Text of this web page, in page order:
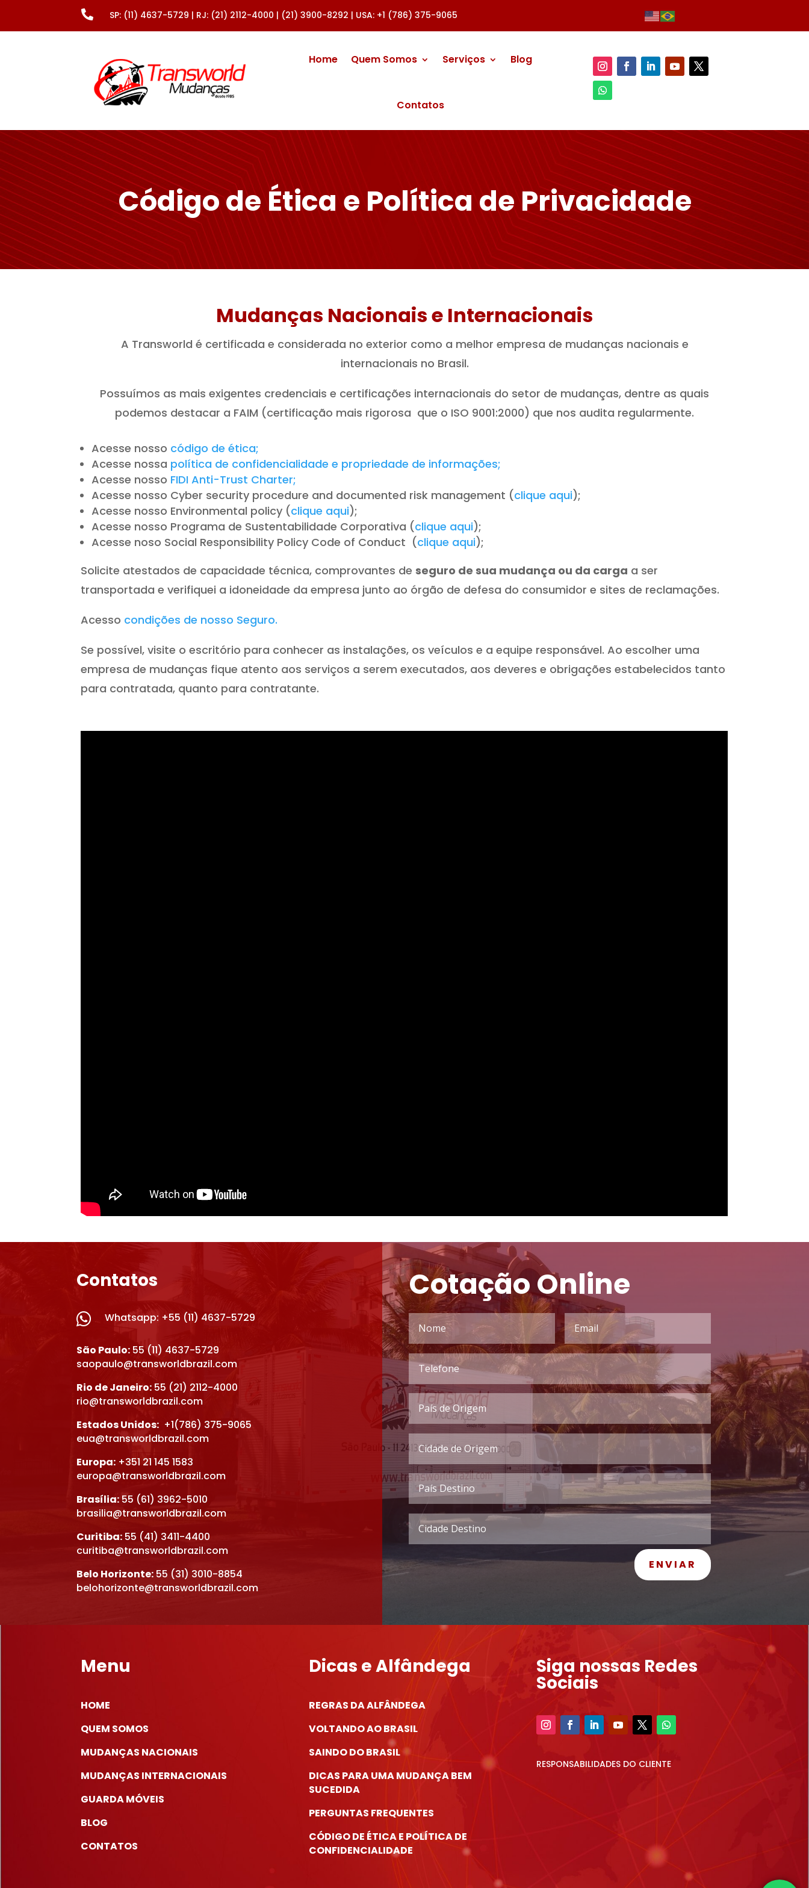
 SP: (11) 4637-5729 | RJ: (21) 2112-4000 | (21) 3900-8292 | USA: +1 (786) 375-9065
Home Quem Somos Serviços Blog
Contatos
Código de Ética e Política de Privacidade
Mudanças Nacionais e Internacionais
A Transworld é certificada e considerada no exterior como a melhor empresa de mudanças nacionais e
internacionais no Brasil.
Possuímos as mais exigentes credenciais e certificações internacionais do setor de mudanças, dentre as quais
podemos destacar a FAIM (certificação mais rigorosa que o ISO 9001:2000) que nos audita regularmente.
Acesse nosso código de ética;
Acesse nossa política de confidencialidade e propriedade de informações;
Acesse nosso FIDI Anti-Trust Charter;
Acesse nosso Cyber security procedure and documented risk management (clique aqui);
Acesse nosso Environmental policy (clique aqui);
Acesse nosso Programa de Sustentabilidade Corporativa (clique aqui);
Acesse noso Social Responsibility Policy Code of Conduct (clique aqui);
Solicite atestados de capacidade técnica, comprovantes de seguro de sua mudança ou da carga a ser
transportada e verifiquei a idoneidade da empresa junto ao órgão de defesa do consumidor e sites de reclamações.
Acesso condições de nosso Seguro.
Se possível, visite o escritório para conhecer as instalações, os veículos e a equipe responsável. Ao escolher uma
empresa de mudanças fique atento aos serviços a serem executados, aos deveres e obrigações estabelecidos tanto
para contratada, quanto para contratante.
Contatos
 Whatsapp: +55 (11) 4637-5729
São Paulo: 55 (11) 4637-5729
saopaulo@transworldbrazil.com
Rio de Janeiro: 55 (21) 2112-4000
rio@transworldbrazil.com
Estados Unidos: +1(786) 375-9065
eua@transworldbrazil.com
Europa: +351 21 145 1583
europa@transworldbrazil.com
Brasília: 55 (61) 3962-5010
brasilia@transworldbrazil.com
Curitiba: 55 (41) 3411-4400
curitiba@transworldbrazil.com
Belo Horizonte: 55 (31) 3010-8854
belohorizonte@transworldbrazil.com
Cotação Online
ENVIAR
Menu
HOME
QUEM SOMOS
MUDANÇAS NACIONAIS
MUDANÇAS INTERNACIONAIS
GUARDA MÓVEIS
BLOG
CONTATOS
Dicas e Alfândega
REGRAS DA ALFÂNDEGA
VOLTANDO AO BRASIL
SAINDO DO BRASIL
DICAS PARA UMA MUDANÇA BEM
SUCEDIDA
PERGUNTAS FREQUENTES
CÓDIGO DE ÉTICA E POLÍTICA DE
CONFIDENCIALIDADE
Siga nossas Redes
Sociais
RESPONSABILIDADES DO CLIENTE